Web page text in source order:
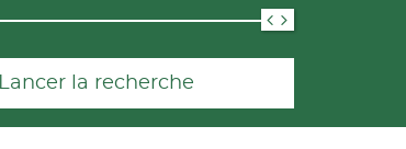
Lancer la recherche